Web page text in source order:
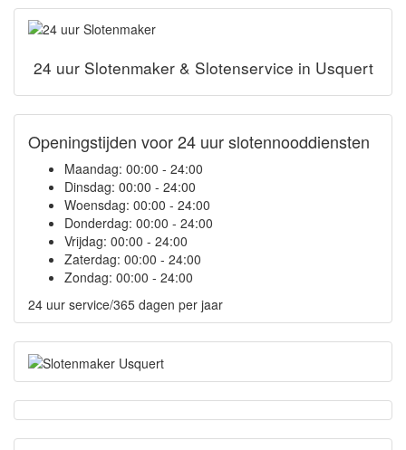
24 uur Slotenmaker & Slotenservice in Usquert
Openingstijden voor 24 uur slotennooddiensten
Maandag: 00:00 - 24:00
Dinsdag: 00:00 - 24:00
Woensdag: 00:00 - 24:00
Donderdag: 00:00 - 24:00
Vrijdag: 00:00 - 24:00
Zaterdag: 00:00 - 24:00
Zondag: 00:00 - 24:00
24 uur service/365 dagen per jaar